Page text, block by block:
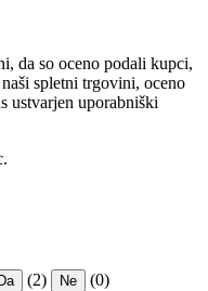
da so oceno podali kupci,
spletni trgovini, oceno
ustvarjen uporabniški
Da (2) Ne (0)